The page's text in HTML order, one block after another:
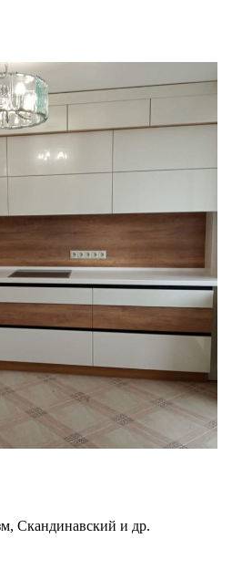
Скандинавский и др.